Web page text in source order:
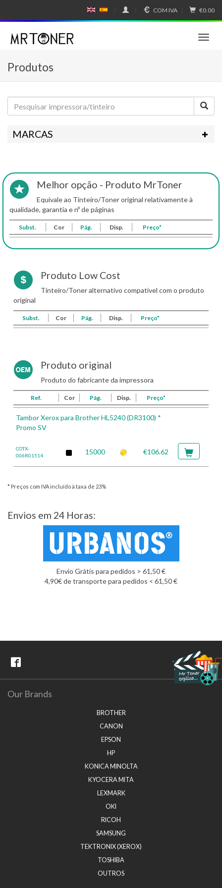
N
SP
COM IVA €0.00
T
n
a
v
g
Produtos
MARCAS
Melhor opção - Produto MrToner
Equivale ao Tinteiro/Toner original relativamente à
qualidade, garantia e nº de páginas
Subst. Cor Pág. Disp. Preço*
Produto Low Cost
Tinteiro/Toner alternativo compatível com o produto
original
Subst. Cor Pág. Disp. Preço*
Produto original
Produto do fabricante da impressora
Ref. Cor Pág. Disp. Preço*
Tambor Xerox para Brother HL5240 (DR3100) *
Promo SV
COTX-
006R01514
15000 €106.62
* Preços com IVA incluído à taxa de 23%
Envios em 24 Horas:
Envio Grátis para pedidos > 61,50 €
4,90€ de transporte para pedidos < 61,50 €
Our Brands
BROTHER
CANON
EPSON
HP
KONICA MINOLTA
KYOCERA MITA
LEXMARK
OKI
RICOH
SAMSUNG
TEKTRONIX (XEROX)
TOSHIBA
OUTROS